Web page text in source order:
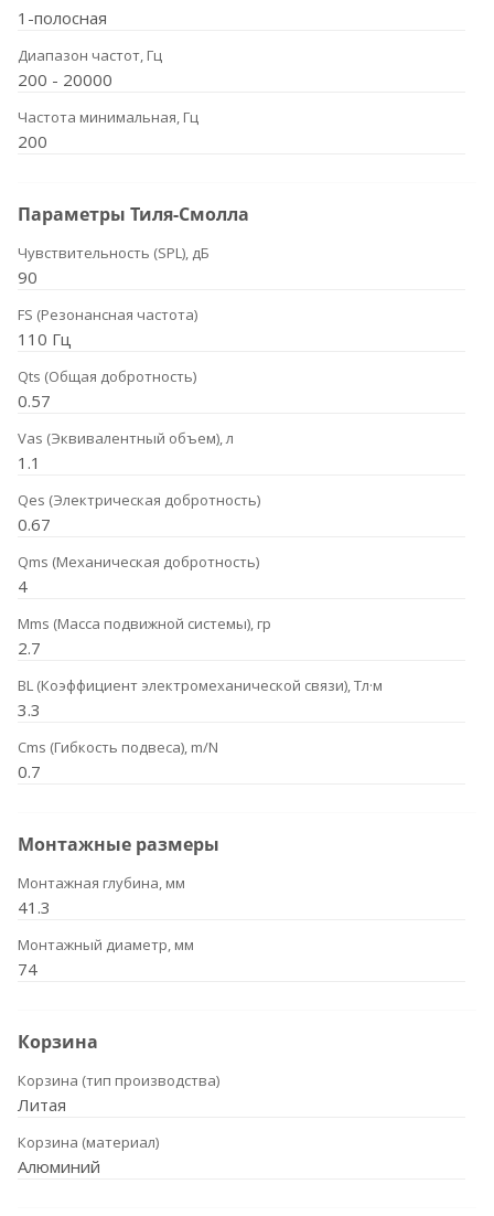
1-полосная
Диапазон частот, Гц
200 - 20000
Частота минимальная, Гц
200
Параметры Тиля-Смолла
Чувствительность (SPL), дБ
90
FS (Резонансная частота)
110 Гц
Qts (Общая добротность)
0.57
Vas (Эквивалентный объем), л
1.1
Qes (Электрическая добротность)
0.67
Qms (Механическая добротность)
4
Mms (Масса подвижной системы), гр
2.7
BL (Коэффициент электромеханической связи), Тл·м
3.3
Cms (Гибкость подвеса), m/N
0.7
Монтажные размеры
Монтажная глубина, мм
41.3
Монтажный диаметр, мм
74
Корзина
Корзина (тип производства)
Литая
Корзина (материал)
Алюминий